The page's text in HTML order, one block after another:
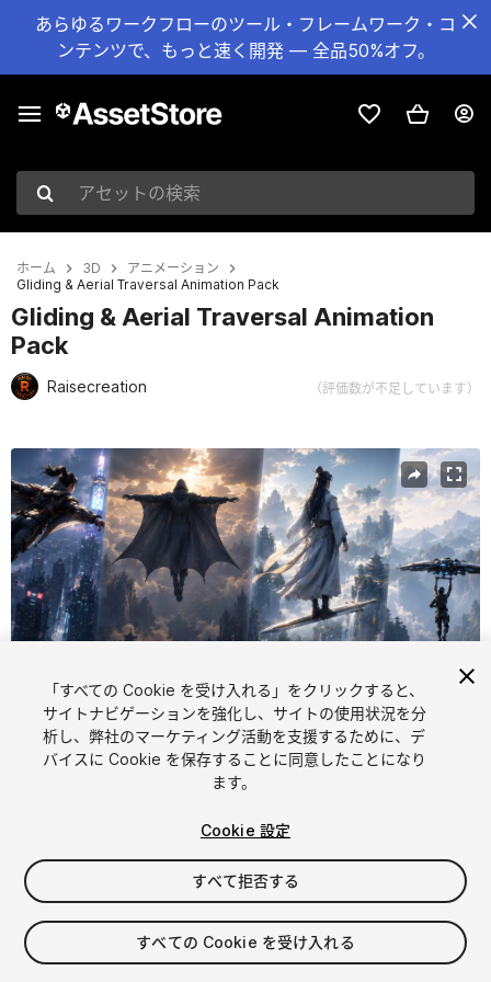
あらゆるワークフローのツール・フレームワーク・コ
ンテンツで、もっと速く開発 — 全品50%オフ。
アセットの検索
ホーム 3D
アニメーション
Gliding & Aerial Traversal Animation Pack
Gliding & Aerial Traversal Animation
Pack
Raisecreation （評価数が不足しています）
現在のスライド：1 / 7
1/7
$16
消費税は決済時に計算されます
「すべての Cookie を受け入れる」をクリックすると、
サイトナビゲーションを強化し、サイトの使用状況を分
析し、弊社のマーケティング活動を支援するために、デ
バイスに Cookie を保存することに同意したことになり
ます。
Cookie 設定
すべて拒否する
すべての Cookie を受け入れる